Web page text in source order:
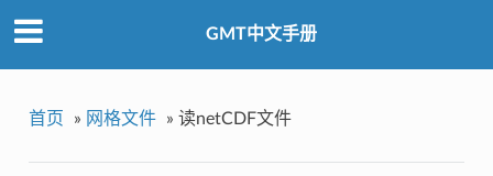
GMT中文手册
首页 » 网格文件 » 读netCDF文件